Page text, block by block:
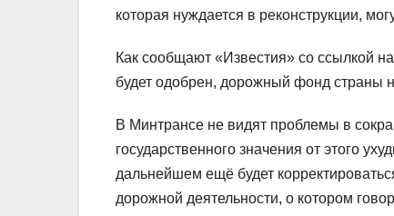
которая нуждается в реконструкции,
Как сообщают «Известия» со ссылкой
будет одобрен, дорожный фонд страны
В Минтрансе не видят проблемы в
государственного значения от этого
дальнейшем ещё будет
дорожной деятельности, о котором